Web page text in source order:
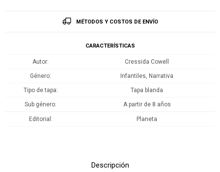
MÉTODOS Y COSTOS DE ENVÍO
CARACTERÍSTICAS
Autor Cressida Cowell
Género Infantiles, Narrativa
Tipo de tapa Tapa blanda
Sub género A partir de 8 años
Editorial Planeta
Descripción